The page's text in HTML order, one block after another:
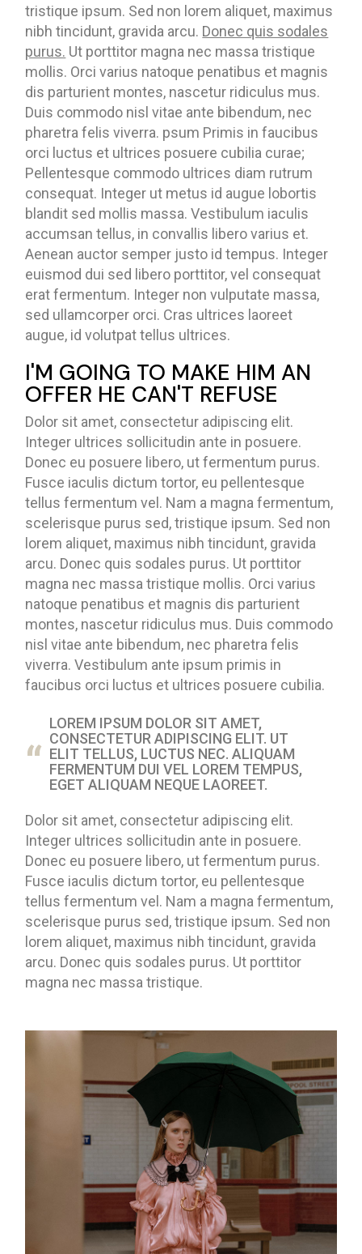
tristique ipsum. Sed non lorem aliquet, maximus
nibh tincidunt, gravida arcu. Donec quis sodales
purus. Ut porttitor magna nec massa tristique
mollis. Orci varius natoque penatibus et magnis
dis parturient montes, nascetur ridiculus mus.
Duis commodo nisl vitae ante bibendum, nec
pharetra felis viverra. psum Primis in faucibus
orci luctus et ultrices posuere cubilia curae;
Pellentesque commodo ultrices diam rutrum
consequat. Integer ut metus id augue lobortis
blandit sed mollis massa. Vestibulum iaculis
accumsan tellus, in convallis libero varius et.
Aenean auctor semper justo id tempus. Integer
euismod dui sed libero porttitor, vel consequat
erat fermentum. Integer non vulputate massa,
sed ullamcorper orci. Cras ultrices laoreet
augue, id volutpat tellus ultrices.
I'M GOING TO MAKE HIM AN
OFFER HE CAN'T REFUSE
Dolor sit amet, consectetur adipiscing elit.
Integer ultrices sollicitudin ante in posuere.
Donec eu posuere libero, ut fermentum purus.
Fusce iaculis dictum tortor, eu pellentesque
tellus fermentum vel. Nam a magna fermentum,
scelerisque purus sed, tristique ipsum. Sed non
lorem aliquet, maximus nibh tincidunt, gravida
arcu. Donec quis sodales purus. Ut porttitor
magna nec massa tristique mollis. Orci varius
natoque penatibus et magnis dis parturient
montes, nascetur ridiculus mus. Duis commodo
nisl vitae ante bibendum, nec pharetra felis
viverra. Vestibulum ante ipsum primis in
faucibus orci luctus et ultrices posuere cubilia.
LOREM IPSUM DOLOR SIT AMET,
CONSECTETUR ADIPISCING ELIT. UT
ELIT TELLUS, LUCTUS NEC. ALIQUAM
FERMENTUM DUI VEL LOREM TEMPUS,
EGET ALIQUAM NEQUE LAOREET.
Dolor sit amet, consectetur adipiscing elit.
Integer ultrices sollicitudin ante in posuere.
Donec eu posuere libero, ut fermentum purus.
Fusce iaculis dictum tortor, eu pellentesque
tellus fermentum vel. Nam a magna fermentum,
scelerisque purus sed, tristique ipsum. Sed non
lorem aliquet, maximus nibh tincidunt, gravida
arcu. Donec quis sodales purus. Ut porttitor
magna nec massa tristique.